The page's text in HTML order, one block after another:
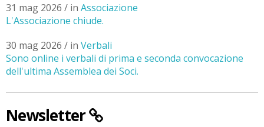
31 mag 2026 / in Associazione
L'Associazione chiude.
30 mag 2026 / in Verbali
Sono online i verbali di prima e seconda convocazione
dell'ultima Assemblea dei Soci.
Newsletter